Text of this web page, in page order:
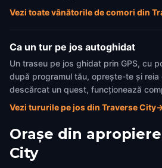
Vezi toate vânătorile de comori din
Ca un tur pe jos autoghidat
Un traseu pe jos ghidat prin GPS, cu
după programul tău, oprește-te și reia
descărcat un quest, funcționează
Vezi tururile pe jos din Traverse City
Orașe din apropiere
City